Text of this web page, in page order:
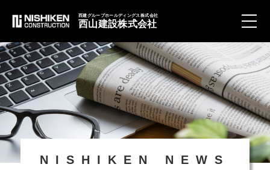
toggle
西建グループホールディングス株式会社
西山建設株式会社
NISHIKEN NEWS